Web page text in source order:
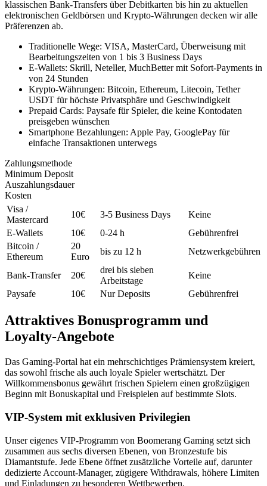
klassischen Bank-Transfers über Debitkarten bis hin zu aktuellen
elektronischen Geldbörsen und Krypto-Währungen decken wir alle
Präferenzen ab.
Traditionelle Wege: VISA, MasterCard, Überweisung mit
Bearbeitungszeiten von 1 bis 3 Business Days
E-Wallets: Skrill, Neteller, MuchBetter mit Sofort-Payments in
von 24 Stunden
Krypto-Währungen: Bitcoin, Ethereum, Litecoin, Tether
USDT für höchste Privatsphäre und Geschwindigkeit
Prepaid Cards: Paysafe für Spieler, die keine Kontodaten
preisgeben wünschen
Smartphone Bezahlungen: Apple Pay, GooglePay für
einfache Transaktionen unterwegs
Zahlungsmethode
Minimum Deposit
Auszahlungsdauer
Kosten
Visa /
Mastercard
10€ 3-5 Business Days
Keine
E-Wallets
10€ 0-24 h
Gebührenfrei
Bitcoin /
Ethereum
20
Euro
bis zu 12 h Netzwerkgebühren
Bank-Transfer 20€
drei bis sieben
Arbeitstage
Keine
Paysafe
10€ Nur Deposits Gebührenfrei
Attraktives Bonusprogramm und
Loyalty-Angebote
Das Gaming-Portal hat ein mehrschichtiges Prämiensystem kreiert,
das sowohl frische als auch loyale Spieler wertschätzt. Der
Willkommensbonus gewährt frischen Spielern einen großzügigen
Beginn mit Bonuskapital und Freispielen auf bestimmte Slots.
VIP-System mit exklusiven Privilegien
Unser eigenes VIP-Programm von Boomerang Gaming setzt sich
zusammen aus sechs diversen Ebenen, von Bronzestufe bis
Diamantstufe. Jede Ebene öffnet zusätzliche Vorteile auf, darunter
dedizierte Account-Manager, zügigere Withdrawals, höhere Limiten
und Einladungen zu besonderen Wettbewerben.